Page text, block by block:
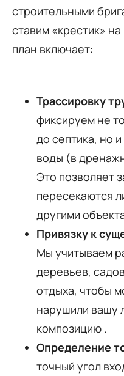
строительными
ставим «крестик»
план включает:
Трассировку
фиксируем не
до септика, но
воды (в
Это позволяет
пересекаются
другими
Привязку к
Мы учитываем
деревьев,
отдыха, чтобы
нарушили вашу
композицию .
Определение
точный угол